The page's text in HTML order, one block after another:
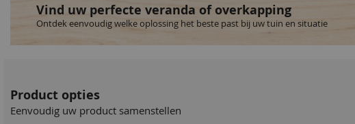
Vind uw perfecte veranda of overkapping
Ontdek eenvoudig welke oplossing het beste past bij uw tuin en situatie
Product opties
Eenvoudig uw product samenstellen